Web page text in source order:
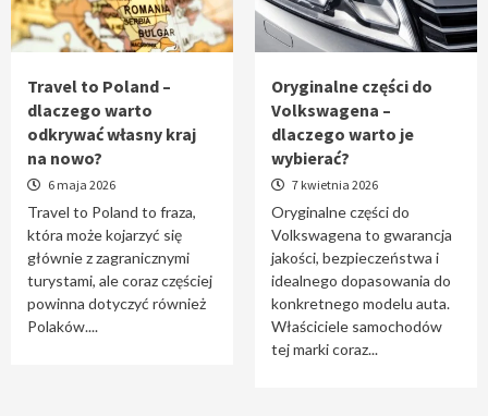
5
Tworzenie aplikacji internetowych – jak
powstają nowoczesne rozwiązania cyfrowe
1
Travel to Poland – dlaczego warto odkrywać
własny kraj na nowo?
2
Oryginalne części do Volkswagena –
dlaczego warto je wybierać?
Cięcie laserem i frezowanie CNC –
Travel to Poland –
dlaczego warto
odkrywać własny kraj
na nowo?
6 maja 2026
Travel to Poland to fraza,
która może kojarzyć się
głównie z zagranicznymi
turystami, ale coraz częściej
powinna dotyczyć również
Polaków....
Oryginalne części do
Volkswagena –
dlaczego warto je
wybierać?
7 kwietnia 2026
Oryginalne części do
Volkswagena to gwarancja
jakości, bezpieczeństwa i
idealnego dopasowania do
konkretnego modelu auta.
Właściciele samochodów
tej marki coraz...